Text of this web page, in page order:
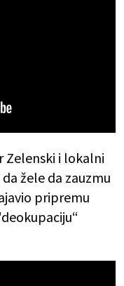
Zelenski i lokalni
žele da zauzmu
pripremu